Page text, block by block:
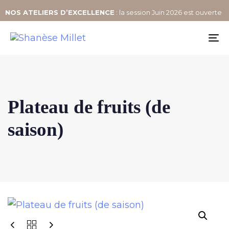
NOS ATELIERS D’EXCELLENCE : la session Juin 2026 est ouverte
Plateau de fruits (de
saison)